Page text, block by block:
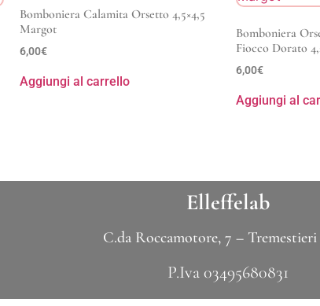
Bomboniera Calamita Orsetto 4,5×4,5
Margot
6,00€
Aggiungi al carrello
Bomboniera
Fiocco Dorato
6,00€
Aggiungi al
Elleffelab
C.da Roccamotore, 7 –
P.Iva 03495680831